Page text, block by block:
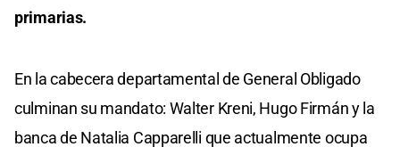
primarias.
En la cabecera departamental de General Obligado
culminan su mandato: Walter Kreni, Hugo Firmán y la
banca de Natalia Capparelli que actualmente ocupa